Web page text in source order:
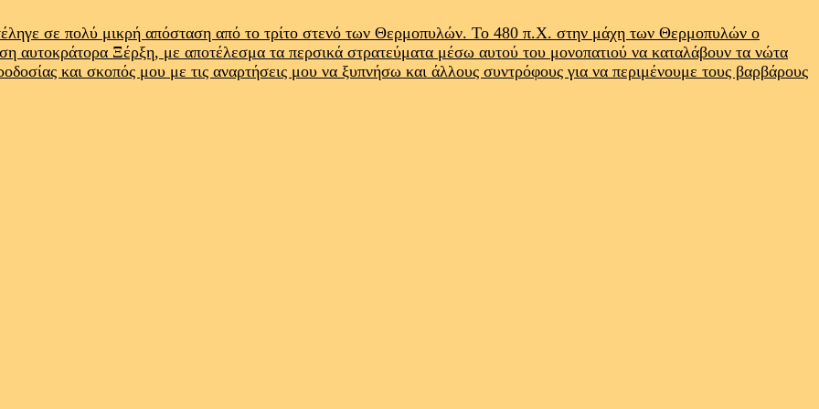
σε πολύ μικρή απόσταση από το τρίτο στενό των Θερμοπυλών. Το 480 π.Χ. στην μάχη των Θερμοπυλών ο
αυτοκράτορα Ξέρξη, με αποτέλεσμα τα περσικά στρατεύματα μέσω αυτού του μονοπατιού να καταλάβουν τα νώτα
και σκοπός μου με τις αναρτήσεις μου να ξυπνήσω και άλλους συντρόφους για να περιμένουμε τους βαρβάρους